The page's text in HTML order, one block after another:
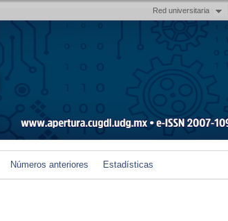
Red universitaria
Números anteriores Estadísticas